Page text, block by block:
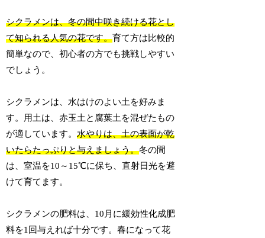
シクラメンは、冬の間中咲き続ける花とし
て知られる人気の花です。育て方は比較的
簡単なので、初心者の方でも挑戦しやすい
でしょう。
シクラメンは、水はけのよい土を好みま
す。用土は、赤玉土と腐葉土を混ぜたもの
が適しています。水やりは、土の表面が乾
いたらたっぷりと与えましょう。冬の間
は、室温を10～15℃に保ち、直射日光を避
けて育てます。
シクラメンの肥料は、10月に緩効性化成肥
料を1回与えれば十分です。春になって花